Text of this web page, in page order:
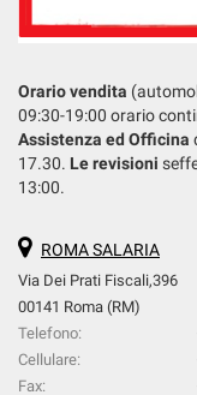
Orario vendita
09:30-19:00 orario
Assistenza ed Officina
17.30. Le revisioni
13:00.
ROMA SALARIA
Via Dei Prati Fiscali,396
00141 Roma (RM)
Telefono:
Cellulare:
Fax: